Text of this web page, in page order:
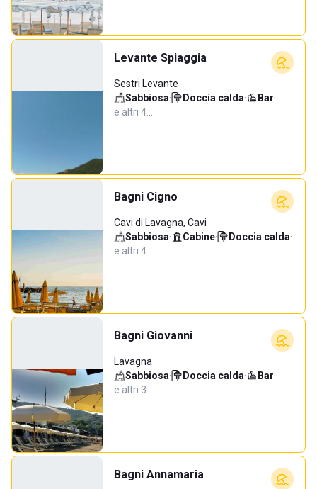
Levante Spiaggia
Sestri Levante
Sabbiosa· Doccia calda· Bar·
e altri 4…
Bagni Cigno
Cavi di Lavagna, Cavi
Sabbiosa· Cabine· Doccia calda·
e altri 4…
Bagni Giovanni
Lavagna
Sabbiosa· Doccia calda· Bar·
e altri 3…
Bagni Annamaria